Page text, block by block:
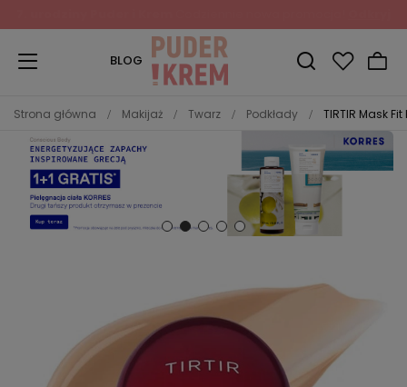
BLOG
Strona główna Makijaż Twarz Podkłady TIRTIR Mask